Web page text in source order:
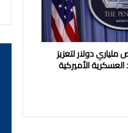
ملياري دولار لتعزيز
الأميركية